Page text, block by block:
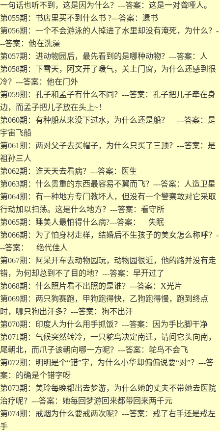
一句话也听不到，这是因为什么？---答案：这是一对聋哑人。
第055期：书店里买不到什么书 ?---答案：遗书
第056期：一个不会游泳的人掉进了水里却没有淹死，为什么？-
--答案：他在洗澡
第057期：进动物园后，最先看到的是哪种动物？---答案：人
第058期：下雪天，阿文开了暖气，关上门窗，为什么还感到很
冷？---答案：他在门外
第059期：孔子和孟子有什么不同？---答案：孔子把儿子牵在身
边，而孟子把儿子放在头上~！
第060期：有种船从来没下过水，为什么还是船？ ---答案：是
宇宙飞船
第061期：两对父子去买帽子，为什么只买了三顶？---答案：是
祖孙三人
第062期：谁天天去看病？---答案：医生
第063期：什么贵重的东西最容易不翼而飞？---答案：人造卫星
第064期：有一种地方专门教坏人，但没有一个警察敢对它采取
行动加以扫荡。这是什么地方？---答案：看守所
第065期：睡美人最怕得什么病?---答案： 失眠
第066期：为了怕身材走样，结婚后不生孩子的美女怎么称呼？-
--答案： 绝代佳人
第067期：阿呆开车去动物园玩，动物园很近，他的路并没有走
错，为何却总到不了目的地？---答案：早开过了
第068期：什么照片看不出照的是谁？---答案：X光片
第069期：两只狗赛跑，甲狗跑得快，乙狗跑得慢，跑到终点
时，哪只狗出汗多？---答案：狗不出汗
第070期：印度人为什么用手抓饭？---答案：因为手比脚干净
第071期：气候突然转冷，一只鸵鸟决定南迁，请问它头向南，
尾朝北，而爪子该朝向哪一方呢？---答案：鸵鸟不会飞
第072期：明明是个“错”字，为什么小华却偏偏说要“对”？---答
案：的确是个错字呀
第073期：美玲每晚都出去梦游，为什么她的丈夫不带她去医院
治疗呢？---答案：她每回梦游回来都带回来两千元
第074期：戒烟为什么要戒两次呢？---答案：戒了右手还是戒左
手